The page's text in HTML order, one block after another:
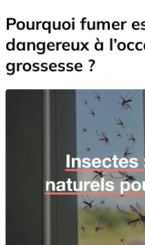
Pourquoi fumer
dangereux à
grossesse ?